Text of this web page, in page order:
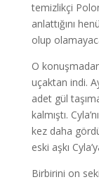
temizlikçi
anlattığını
olup
O
uçaktan indi.
adet gül
kalmıştı.
kez daha
eski aşkı
Birbirini on